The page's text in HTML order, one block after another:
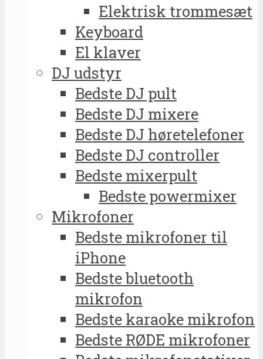
Elektrisk trommesæt
Keyboard
El klaver
DJ udstyr
Bedste DJ pult
Bedste DJ mixere
Bedste DJ høretelefoner
Bedste DJ controller
Bedste mixerpult
Bedste powermixer
Mikrofoner
Bedste mikrofoner til
iPhone
Bedste bluetooth
mikrofon
Bedste karaoke mikrofon
Bedste RØDE mikrofoner